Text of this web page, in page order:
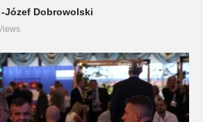
Józef Dobrowolski